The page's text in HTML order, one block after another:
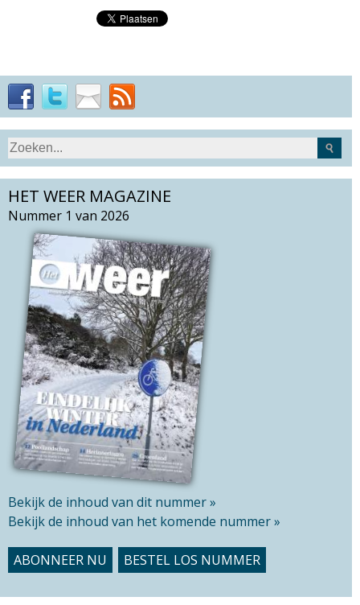
Z
o
e
k
S
e
r
c
HET WEER MAGAZINE
Nummer 1 van 2026
Bekijk de inhoud van dit nummer »
Bekijk de inhoud van het komende nummer »
ABONNEER NU BESTEL LOS NUMMER